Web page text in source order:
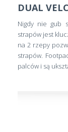
DUAL
Nigdy nie gub
strapów jest
na 2 rzepy
strapów.
palców i są